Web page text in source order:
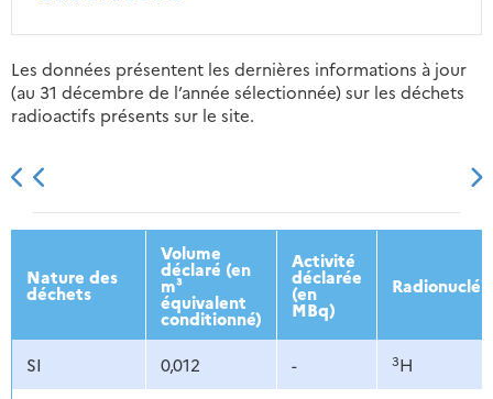
Les données présentent les dernières informations à jour
(au 31 décembre de l’année sélectionnée) sur les déchets
radioactifs présents sur le site.
2013 2014 2015 2016
Nature des
déchets
Volume
déclaré (en
m³
équivalent
conditionné)
Activité
déclarée
(en
MBq)
SI 0,012 - 3H